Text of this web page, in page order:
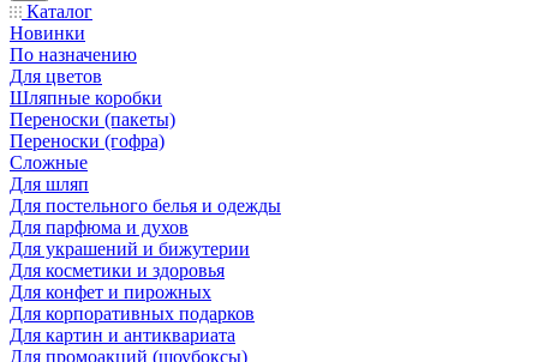
Каталог
Новинки
По назначению
Для цветов
Шляпные коробки
Переноски (пакеты)
Переноски (гофра)
Сложные
Для шляп
Для постельного белья и одежды
Для парфюма и духов
Для украшений и бижутерии
Для косметики и здоровья
Для конфет и пирожных
Для корпоративных подарков
Для картин и антиквариата
Для промоакций (шоубоксы)